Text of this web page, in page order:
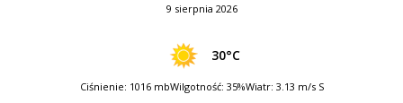
9 sierpnia 2026
30°C
Ciśnienie: 1016 mbWilgotność: 35%Wiatr: 3.13 m/s S